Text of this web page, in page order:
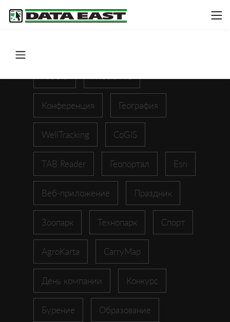
Конференция География
WellTracking CoGIS
TAB Reader Геопортал Esri
Веб-приложение Праздник
Зоопарк Технопарк Спорт
AgroKarta CarryMap
День компании Конкурс
Бурение Образование